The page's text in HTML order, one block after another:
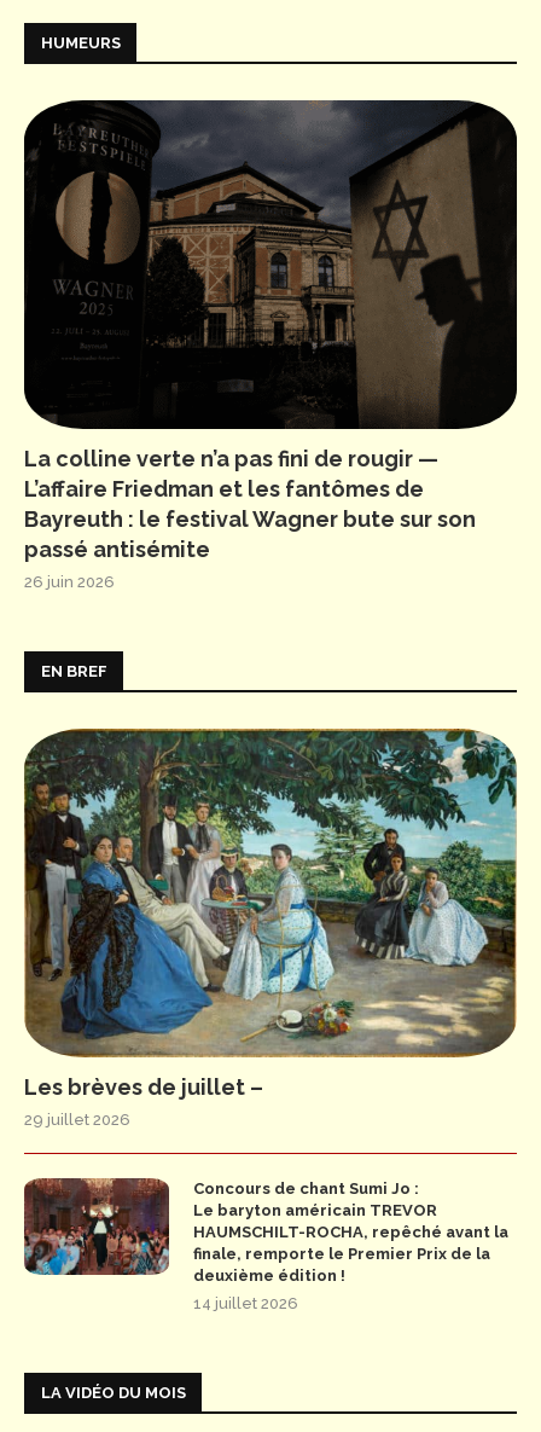
HUMEURS
La colline verte n’a pas fini de rougir —
L’affaire Friedman et les fantômes de
Bayreuth : le festival Wagner bute sur son
passé antisémite
26 juin 2026
EN BREF
Les brèves de juillet –
29 juillet 2026
Concours de chant Sumi Jo :
Le baryton américain TREVOR
HAUMSCHILT-ROCHA, repêché avant la
finale, remporte le Premier Prix de la
deuxième édition !
14 juillet 2026
LA VIDÉO DU MOIS